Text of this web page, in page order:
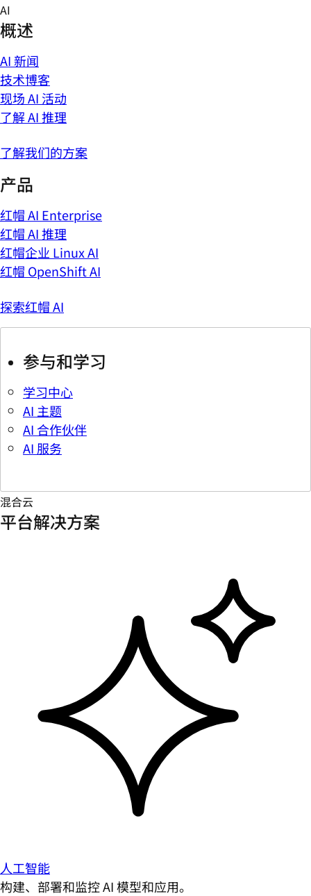
Skip
to
content
AI
概述
AI 新闻
技术博客
现场 AI 活动
了解 AI 推理
了解我们的方案
产品
红帽 AI Enterprise
红帽 AI 推理
红帽企业 Linux AI
红帽 OpenShift AI
探索红帽 AI
参与和学习
学习中心
AI 主题
AI 合作伙伴
AI 服务
混合云
平台解决方案
人工智能
构建、部署和监控 AI 模型和应用。